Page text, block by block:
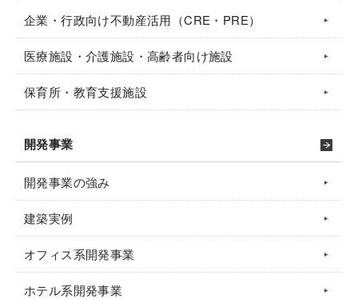
企業・行政向け不動産活用（CRE・PRE）
医療施設・介護施設・高齢者向け施設
保育所・教育支援施設
開発事業
開発事業の強み
建築実例
オフィス系開発事業
ホテル系開発事業